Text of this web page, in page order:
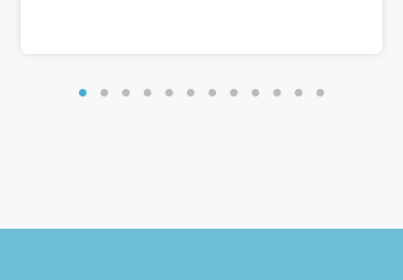
お知らせくださいね。